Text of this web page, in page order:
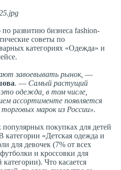
развитию бизнеса fashion-
советы по
категориях «Одежда» и
завоевывать рынок, —
. — Самый растущий
одежда, в том числе,
ассортименте появляется
марок из России».
покупках для детей
«Детская одежда и
для девочек (7% от всех
и кроссовки для
Что касается